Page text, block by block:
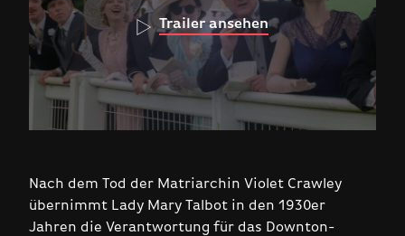
Trailer ansehen
Nach dem Tod der Matriarchin Violet Crawley
übernimmt Lady Mary Talbot in den 1930er
Jahren die Verantwortung für das Downton-